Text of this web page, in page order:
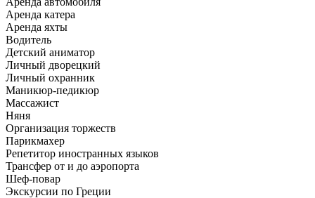
Аренда катера
Аренда яхты
Водитель
Детский аниматор
Личный дворецкий
Личный охранник
Маникюр-педикюр
Массажист
Няня
Организация торжеств
Парикмахер
Репетитор иностранных языков
Трансфер от и до аэропорта
Шеф-повар
Экскурсии по Греции